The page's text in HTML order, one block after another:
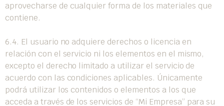
aprovecharse de cualquier forma de los materiales que
contiene.
6.4. El usuario no adquiere derechos o licencia en
relación con el servicio ni los elementos en el mismo,
excepto el derecho limitado a utilizar el servicio de
acuerdo con las condiciones aplicables. Únicamente
podrá utilizar los contenidos o elementos a los que
acceda a través de los servicios de “Mi Empresa” para su